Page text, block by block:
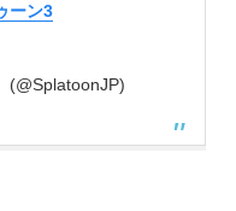
ーン3
(@SplatoonJP)